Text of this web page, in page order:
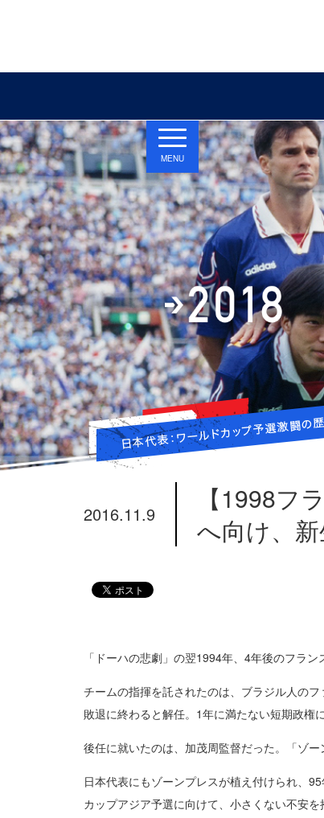
MENU
2016.11.9
【1998フ
へ向け、
「ドーハの悲劇」の翌1994年、4年後のフラ
チームの指揮を託されたのは、ブラジル人の
敗退に終わると解任。1年に満たない短期政権
後任に就いたのは、加茂周監督だった。「ゾ
日本代表にもゾーンプレスが植え付けられ、
カップアジア予選に向けて、小さくない不安を